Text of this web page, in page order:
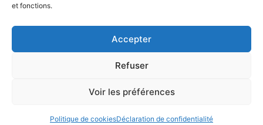
et fonctions.
Accepter
Refuser
Voir les préférences
Politique de cookiesDéclaration de confidentialité
© 2026 Tous droits réservés
Conditions Générales d’Utilisation